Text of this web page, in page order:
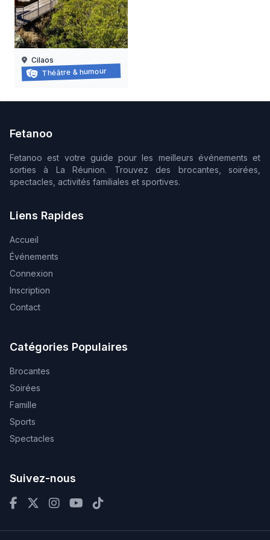
Balade-spectacle à cilaos
05/07/2026 au
Cilaos
Théâtre & humour
Fetanoo
Fetanoo est votre guide pour les meilleurs événements et
sorties à La Réunion. Trouvez des brocantes, soirées,
spectacles, activités familiales et sportives.
Liens Rapides
Accueil
Événements
Connexion
Inscription
Contact
Catégories Populaires
Brocantes
Soirées
Famille
Sports
Spectacles
Suivez-nous